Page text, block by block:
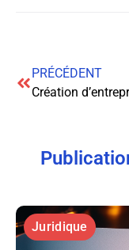
PRÉCÉDENT
Juridique